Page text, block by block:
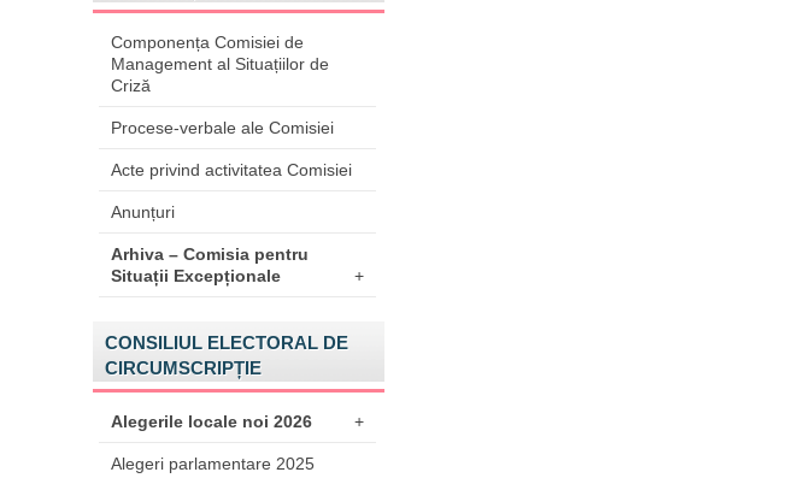
Componența Comisiei de
Management al Situațiilor de
Criză
Procese-verbale ale Comisiei
Acte privind activitatea Comisiei
Anunțuri
Arhiva – Comisia pentru
Situații Excepționale
+
CONSILIUL ELECTORAL DE
CIRCUMSCRIPȚIE
Alegerile locale noi 2026 +
Alegeri parlamentare 2025